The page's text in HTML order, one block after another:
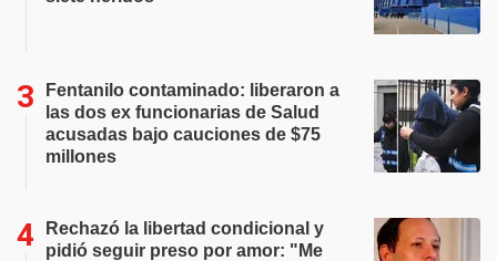
Fentanilo contaminado: liberaron a
las dos ex funcionarias de Salud
acusadas bajo cauciones de $75
millones
Rechazó la libertad condicional y
pidió seguir preso por amor: "Me